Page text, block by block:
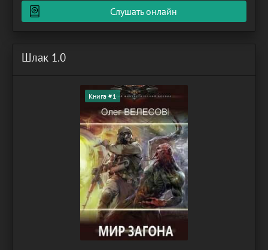
человеческая плоть неСлушать онлайн
Шлак 1.0
Книга #1